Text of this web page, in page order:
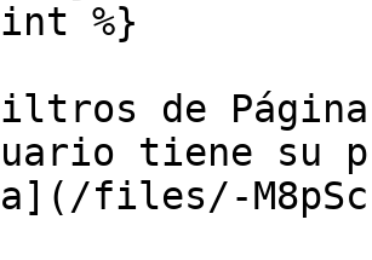
%}
de Página
tiene su
files/-